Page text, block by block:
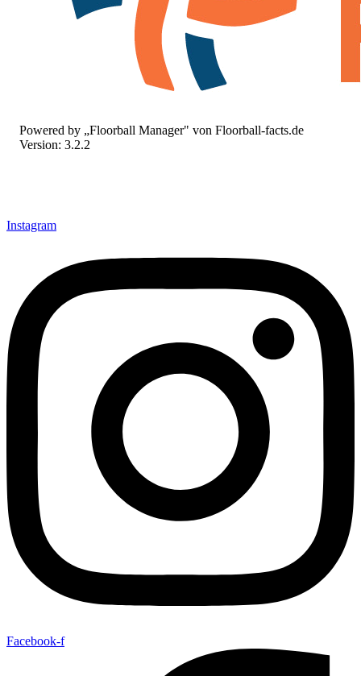
Powered by „Floorball Manager" von Floorball-facts.de
Version: 3.2.2
Instagram
Facebook-f